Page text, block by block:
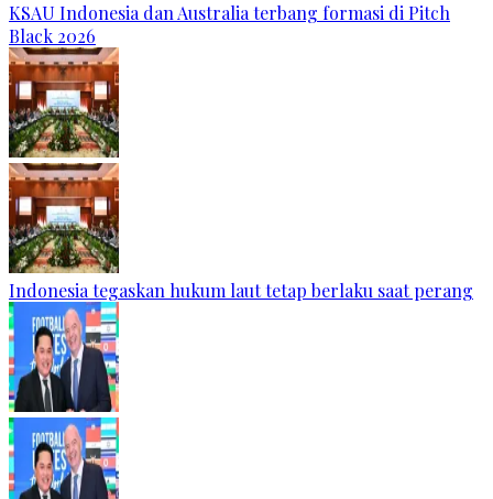
KSAU Indonesia dan Australia terbang formasi di Pitch
Black 2026
Indonesia tegaskan hukum laut tetap berlaku saat perang